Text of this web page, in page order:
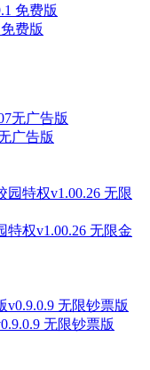
费版
广告版
权v1.00.26 无限金
无限钞票版